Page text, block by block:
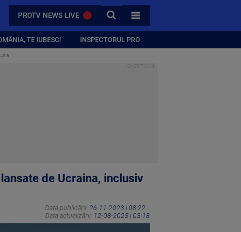
PROTV NEWS LIVE CAUTA
TOATE CATEGORIILE
TE IUBESC! INSPECTORUL PRO
de Ucraina, inclusiv
Data publicării: 26-11-2023 | 08:22
Data actualizării: 12-08-2025 | 03:18